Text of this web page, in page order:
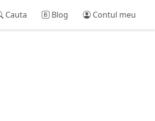
Cauta Blog Contul meu